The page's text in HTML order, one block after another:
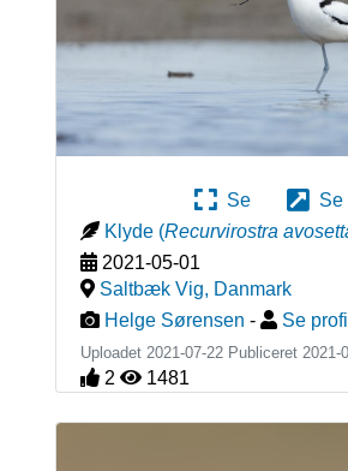
Se
Se
Klyde (Recurvirostra
2021-05-01
Saltbæk Vig, Danmark
Helge Sørensen - Se profil
Uploadet 2021-07-22 Publiceret 2021-
2 1481